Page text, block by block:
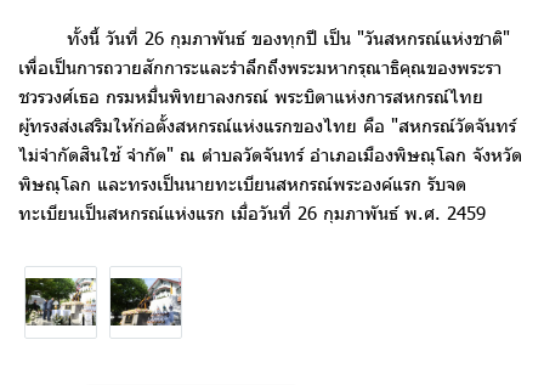
ทั้งนี้ วันที่ 26 กุมภาพันธ์ ของทุกปี เป็น "วันสหกรณ์แห่งชาติ"
เพื่อเป็นการถวายสักการะและรำลึกถึงพระมหากรุณาธิคุณของพระรา
ชวรวงศ์เธอ กรมหมื่นพิทยาลงกรณ์ พระบิดาแห่งการสหกรณ์ไทย
ผู้ทรงส่งเสริมให้ก่อตั้งสหกรณ์แห่งแรกของไทย คือ "สหกรณ์วัดจันทร์
ไม่จำกัดสินใช้ จำกัด" ณ ตำบลวัดจันทร์ อำเภอเมืองพิษณุโลก จังหวัด
พิษณุโลก และทรงเป็นนายทะเบียนสหกรณ์พระองค์แรก รับจด
ทะเบียนเป็นสหกรณ์แห่งแรก เมื่อวันที่ 26 กุมภาพันธ์ พ.ศ. 2459